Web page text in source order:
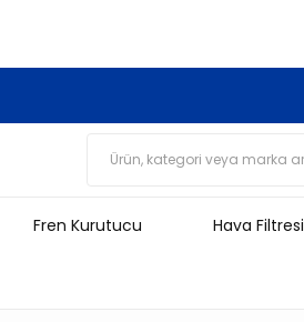
Fren Kurutucu Hava Filtresi